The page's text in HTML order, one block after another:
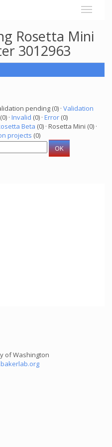
Rosetta Mini
3012963
pending (0) · Validation
(0) · Invalid (0) · Error (0)
Beta (0) · Rosetta Mini (0) ·
projects (0)
of Washington